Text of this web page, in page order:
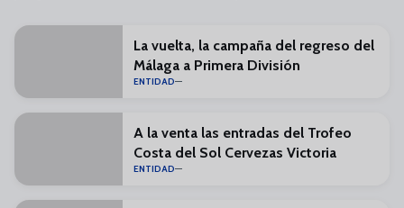
La vuelta, la campaña del regreso del
Málaga a Primera División
ENTIDAD
A la venta las entradas del Trofeo
Costa del Sol Cervezas Victoria
ENTIDAD